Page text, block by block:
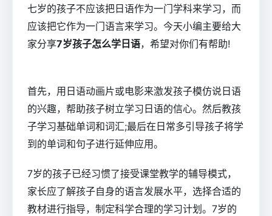
七岁的孩子不应该把日语作为一门学科来学习，而
应该把它作为一门语言来学习。今天小编主要给大
家分享7岁孩子怎么学日语，希望对你们有帮助!
首先，用日语动画片或电影来激发孩子模仿说日语
的兴趣，帮助孩子树立学习日语的信心。然后教孩
子学习基础单词和词汇;最后在日常多引导孩子将学
到的单词和句子进行延伸应用。
7岁的孩子已经习惯了接受课堂教学的辅导模式，
家长应了解孩子自身的语言发展水平，选择合适的
教材进行指导，制定科学合理的学习计划。7岁的